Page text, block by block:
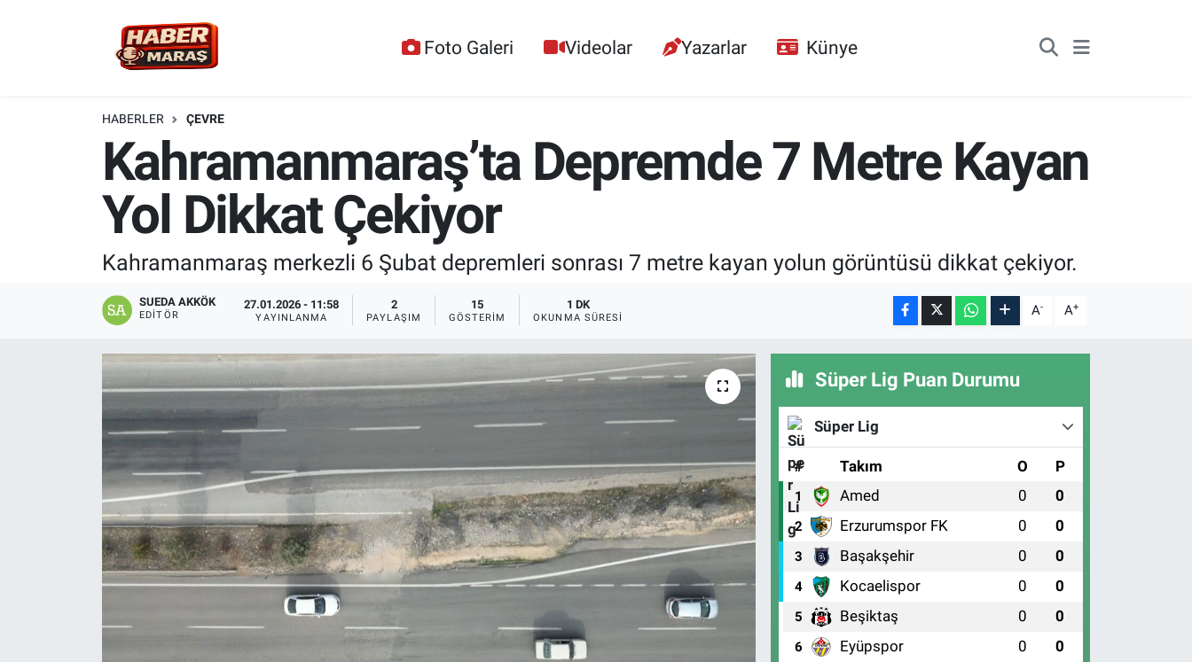
Foto Galeri Videolar Yazarlar Künye
HABERLER ÇEVRE
Kahramanmaraş’ta Depremde 7 Metre Kayan
Yol Dikkat Çekiyor
Kahramanmaraş merkezli 6 Şubat depremleri sonrası 7 metre kayan yolun görüntüsü dikkat çekiyor.
SUEDA AKKÖK
EDITÖR
27.01.2026 - 11:58
YAYINLANMA
2
PAYLAŞIM
15
GÖSTERIM
1 DK
OKUNMA SÜRESI A- A+
Süper Lig Puan Durumu
Süper Lig
# Takım O P
1 Amed 0 0
2 Erzurumspor FK 0 0
3 Başakşehir 0 0
4 Kocaelispor 0 0
5 Beşiktaş 0 0
6 Eyüpspor 0 0
YEREL YÖNETİM
GÜNCEL
BİLİM VE TEKNOLOJİ
KADIN AİLE
SİYASET
EĞİTİM
Nöbetçi Eczaneler
Hava Durumu
Trafik Durumu
Süper Lig Puan Durumu ve Fikstür
Son Dakika Haberleri